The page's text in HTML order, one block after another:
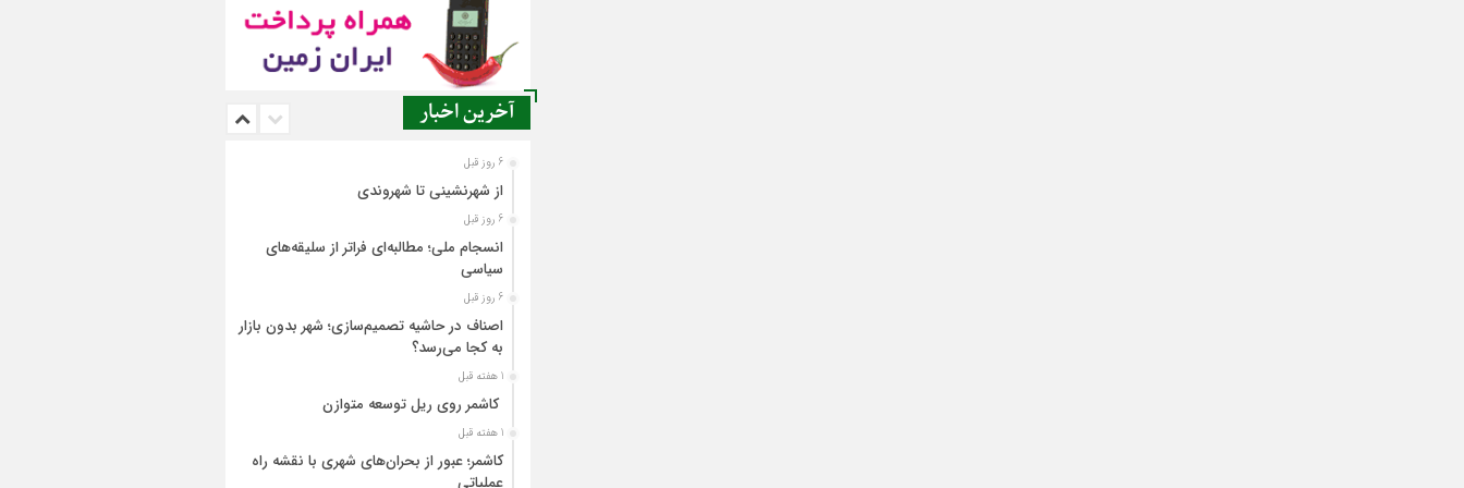
آخرین اخبار
6 روز قبل
از شهرنشینی تا شهروندی
6 روز قبل
انسجام ملی؛ مطالبه‌ای فراتر از سلیقه‌های
سیاسی
6 روز قبل
اصناف در حاشیه تصمیم‌سازی؛ شهر بدون بازار
به کجا می‌رسد؟
1 هفته قبل
کاشمر روی ریل توسعه متوازن
1 هفته قبل
کاشمر؛ عبور از بحران‌های شهری با نقشه راه
عملیاتی